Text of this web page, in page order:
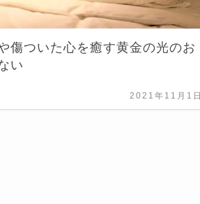
傷ついた心を癒す黄金の光のお
い
2021年11月1